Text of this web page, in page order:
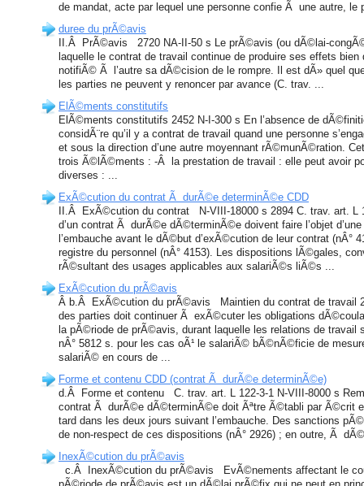
de mandat, acte par lequel une personne confie Ã une autre, le
duree du prÃ©avis
II.Â PrÃ©avis 2720 NA-II-50 s Le prÃ©avis (ou dÃ©lai-
laquelle le contrat de travail continue de produire ses effets bien
notifiÃ© Ã l’autre sa dÃ©cision de le rompre. Il est dÃ» quel
les parties ne peuvent y renoncer par avance (C. trav. ...
ElÃ©ments constitutifs
ElÃ©ments constitutifs 2452 N-I-300 s En l’absence de
considÃ¨re qu’il y a contrat de travail quand une personne
et sous la direction d’une autre moyennant rÃ©munÃ©ration.
trois Ã©lÃ©ments : -Â la prestation de travail : elle peut avoir
diverses : ...
ExÃ©cution du contrat Ã durÃ©e determinÃ©e CDD
II.Â ExÃ©cution du contrat N-VIII-18000 s 2894 C. trav. art. L
d’un contrat Ã durÃ©e dÃ©terminÃ©e doivent faire l’objet
l’embauche avant le dÃ©but d’exÃ©cution de leur contrat (nÂ°
registre du personnel (nÂ° 4153). Les dispositions lÃ©gales,
rÃ©sultant des usages applicables aux salariÃ©s liÃ©s ...
ExÃ©cution du prÃ©avis
Â b.Â ExÃ©cution du prÃ©avis Maintien du contrat de travail
des parties doit continuer Ã exÃ©cuter les obligations
la pÃ©riode de prÃ©avis, durant laquelle les relations de travail
nÂ° 5812 s. pour les cas oÃ¹ le salariÃ© bÃ©nÃ©ficie de
salariÃ© en cours de ...
Forme et contenu CDD (contrat Ã durÃ©e determinÃ©e)
d.Â Forme et contenu C. trav. art. L 122-3-1 N-VIII-8000 s
contrat Ã durÃ©e dÃ©terminÃ©e doit Ãªtre Ã©tabli par Ã©crit
tard dans les deux jours suivant l’embauche. Des sanctions
de non-respect de ces dispositions (nÂ° 2926) ; en outre, Ã
InexÃ©cution du prÃ©avis
c.Â InexÃ©cution du prÃ©avis EvÃ©nements affectant le